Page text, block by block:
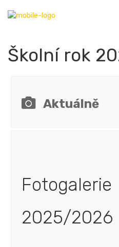
Školní rok
Aktuálně
Fotogalerie
2025/2026